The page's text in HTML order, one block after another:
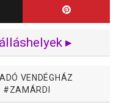
▸
VENDÉGHÁZ
ZAMÁRDI